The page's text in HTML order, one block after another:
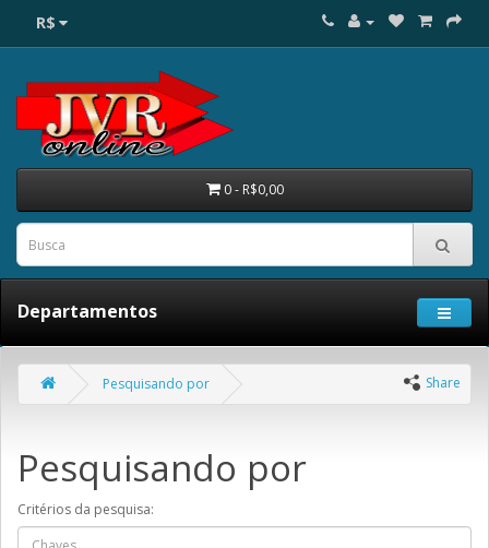
R$
0 - R$0,00
Departamentos
Share
Pesquisando por
Pesquisando por
Critérios da pesquisa: